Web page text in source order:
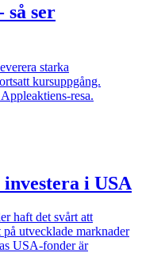
så ser
starka
kursuppgång.
resa.
i USA
haft det svårt att
utvecklade marknader
USA-fonder är